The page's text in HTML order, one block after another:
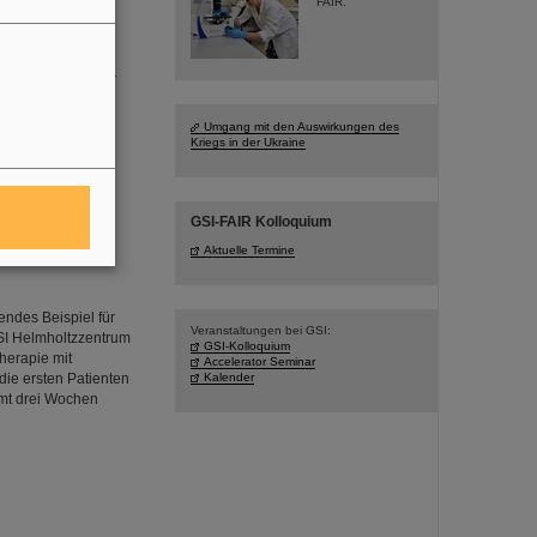
der Wegbereiter
Beispiel für
Helmholtzzentrum
mit
ersten Patienten
drei Wochen
Umgang mit den Auswirkungen des
Kriegs in der Ukraine
GSI-FAIR Kolloquium
Aktuelle Termine
Veranstaltungen bei GSI:
GSI-Kolloquium
Accelerator Seminar
Kalender